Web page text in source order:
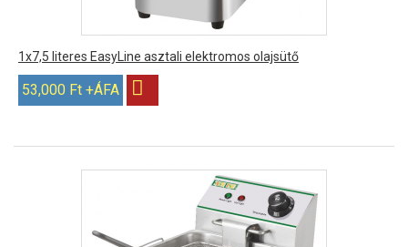
1x7,5 literes EasyLine asztali elektromos olajsütő
53,000 Ft +ÁFA